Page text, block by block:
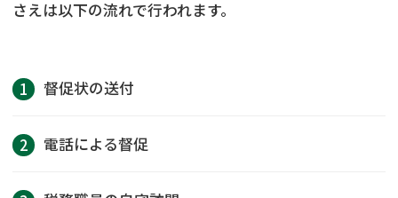
さえは以下の流れで行われます。
督促状の送付
電話による督促